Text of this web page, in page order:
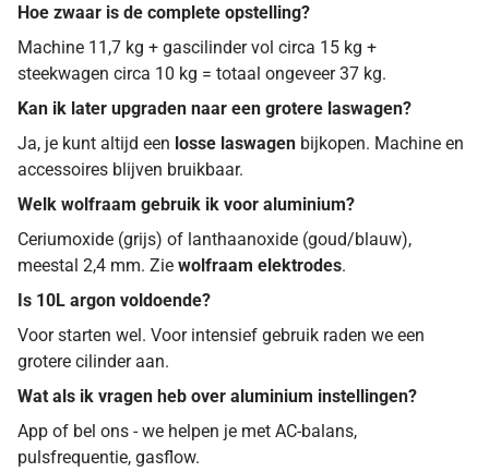
Hoe zwaar is de complete opstelling?
Machine 11,7 kg + gascilinder vol circa 15 kg +
steekwagen circa 10 kg = totaal ongeveer 37 kg.
Kan ik later upgraden naar een grotere laswagen?
Ja, je kunt altijd een losse laswagen bijkopen. Machine en
accessoires blijven bruikbaar.
Welk wolfraam gebruik ik voor aluminium?
Ceriumoxide (grijs) of lanthaanoxide (goud/blauw),
meestal 2,4 mm. Zie wolfraam elektrodes.
Is 10L argon voldoende?
Voor starten wel. Voor intensief gebruik raden we een
grotere cilinder aan.
Wat als ik vragen heb over aluminium instellingen?
App of bel ons - we helpen je met AC-balans,
pulsfrequentie, gasflow.